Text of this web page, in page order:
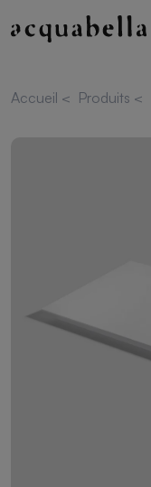
Accueil < Produits <